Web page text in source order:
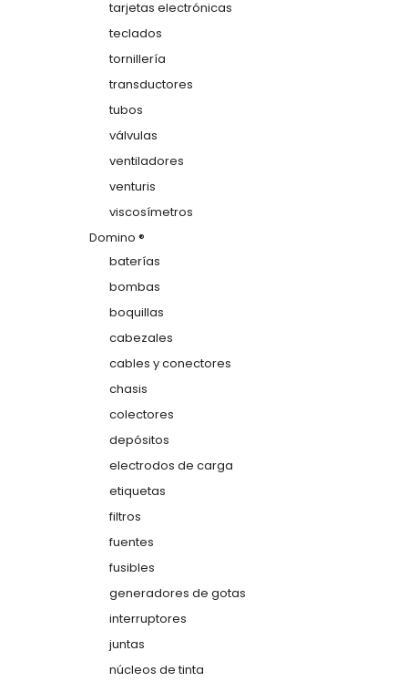
tarjetas electrónicas
teclados
tornillería
transductores
tubos
válvulas
ventiladores
venturis
viscosímetros
Domino ®
baterías
bombas
boquillas
cabezales
cables y conectores
chasis
colectores
depósitos
electrodos de carga
etiquetas
filtros
fuentes
fusibles
generadores de gotas
interruptores
juntas
núcleos de tinta